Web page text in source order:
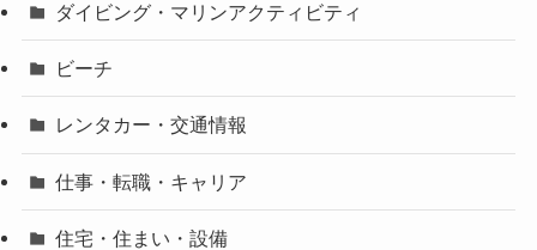
ダイビング・マリンアクティビティ
ビーチ
レンタカー・交通情報
仕事・転職・キャリア
住宅・住まい・設備